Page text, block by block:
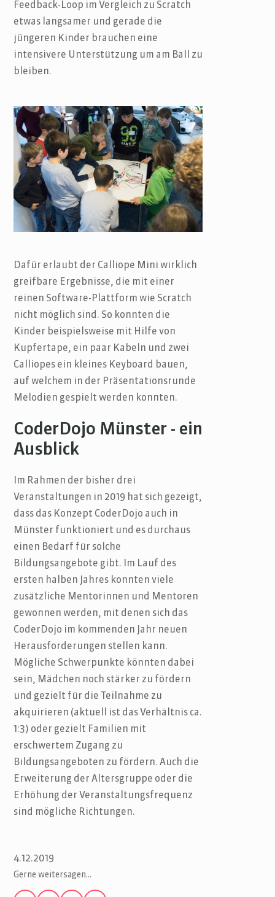
Feedback-Loop im Vergleich zu Scratch
etwas langsamer und gerade die
jüngeren Kinder brauchen eine
intensivere Unterstützung um am Ball zu
bleiben.
Dafür erlaubt der Calliope Mini wirklich
greifbare Ergebnisse, die mit einer
reinen Software-Plattform wie Scratch
nicht möglich sind. So konnten die
Kinder beispielsweise mit Hilfe von
Kupfertape, ein paar Kabeln und zwei
Calliopes ein kleines Keyboard bauen,
auf welchem in der Präsentationsrunde
Melodien gespielt werden konnten.
CoderDojo Münster - ein
Ausblick
Im Rahmen der bisher drei
Veranstaltungen in 2019 hat sich gezeigt,
dass das Konzept CoderDojo auch in
Münster funktioniert und es durchaus
einen Bedarf für solche
Bildungsangebote gibt. Im Lauf des
ersten halben Jahres konnten viele
zusätzliche Mentorinnen und Mentoren
gewonnen werden, mit denen sich das
CoderDojo im kommenden Jahr neuen
Herausforderungen stellen kann.
Mögliche Schwerpunkte könnten dabei
sein, Mädchen noch stärker zu fördern
und gezielt für die Teilnahme zu
akquirieren (aktuell ist das Verhältnis ca.
1:3) oder gezielt Familien mit
erschwertem Zugang zu
Bildungsangeboten zu fördern. Auch die
Erweiterung der Altersgruppe oder die
Erhöhung der Veranstaltungsfrequenz
sind mögliche Richtungen.
4.12.2019
Gerne weitersagen…